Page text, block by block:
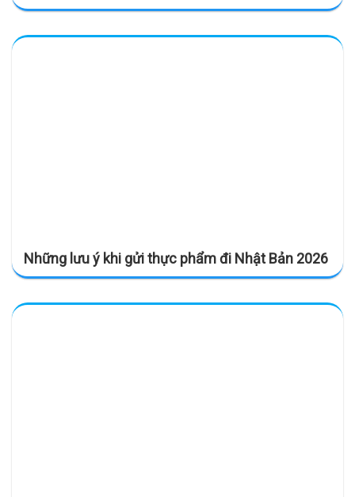
Những lưu ý khi gửi thực phẩm đi Nhật Bản 2026